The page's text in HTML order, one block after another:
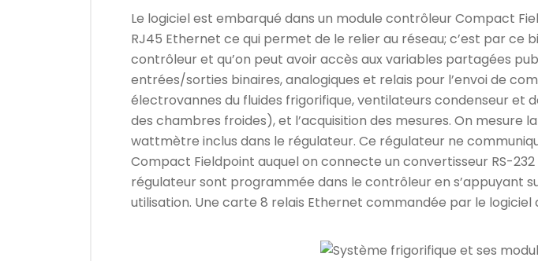
Le logiciel est embarqué dans un module contrôleur Compact
RJ45 Ethernet ce qui permet de le relier au réseau; c’est par ce
contrôleur et qu’on peut avoir accès aux variables partagées
entrées/sorties binaires, analogiques et relais pour l’envoi de
électrovannes du fluides frigorifique, ventilateurs condenseur et
des chambres froides), et l’acquisition des mesures. On
wattmètre inclus dans le régulateur. Ce régulateur ne
Compact Fieldpoint auquel on connecte un convertisseur RS-
régulateur sont programmée dans le contrôleur en s’appuyant
utilisation. Une carte 8 relais Ethernet commandée par le